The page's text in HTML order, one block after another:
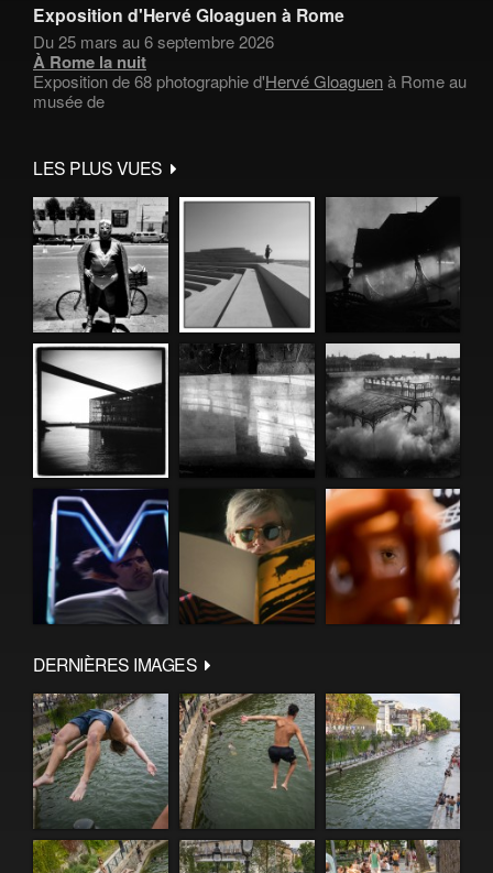
Exposition d'Hervé Gloaguen à Rome
Du 25 mars au 6 septembre 2026
À Rome la nuit
Exposition de 68 photographie d'Hervé Gloaguenà Rome au
musée de
LES PLUS VUES
DERNIÈRES IMAGES